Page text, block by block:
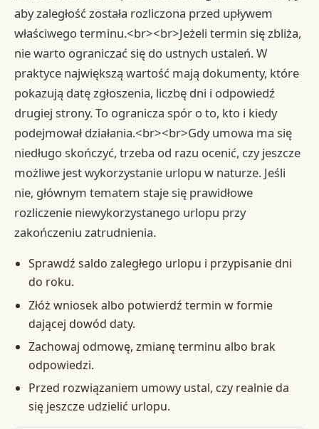
aby zaległość została rozliczona przed upływem
właściwego terminu.<br><br>Jeżeli termin się zbliża,
nie warto ograniczać się do ustnych ustaleń. W
praktyce największą wartość mają dokumenty, które
pokazują datę zgłoszenia, liczbę dni i odpowiedź
drugiej strony. To ogranicza spór o to, kto i kiedy
podejmował działania.<br><br>Gdy umowa ma się
niedługo skończyć, trzeba od razu ocenić, czy jeszcze
możliwe jest wykorzystanie urlopu w naturze. Jeśli
nie, głównym tematem staje się prawidłowe
rozliczenie niewykorzystanego urlopu przy
zakończeniu zatrudnienia.
Sprawdź saldo zaległego urlopu i przypisanie dni
do roku.
Złóż wniosek albo potwierdź termin w formie
dającej dowód daty.
Zachowaj odmowę, zmianę terminu albo brak
odpowiedzi.
Przed rozwiązaniem umowy ustal, czy realnie da
się jeszcze udzielić urlopu.